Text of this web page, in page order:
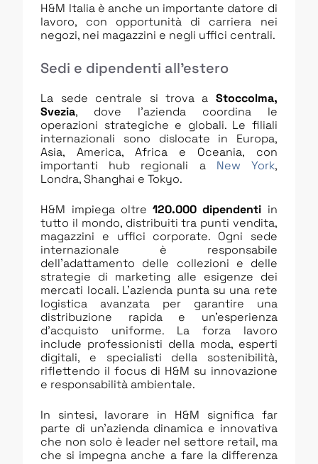
H&M Italia è anche un importante datore di
lavoro, con opportunità di carriera nei
negozi, nei magazzini e negli uffici centrali.
Sedi e dipendenti all’estero
La sede centrale si trova a Stoccolma,
Svezia, dove l’azienda coordina le
operazioni strategiche e globali. Le filiali
internazionali sono dislocate in Europa,
Asia, America, Africa e Oceania, con
importanti hub regionali a New York,
Londra, Shanghai e Tokyo.
H&M impiega oltre120.000 dipendenti in
tutto il mondo, distribuiti tra punti vendita,
magazzini e uffici corporate. Ogni sede
internazionale è responsabile
dell’adattamento delle collezioni e delle
strategie di marketing alle esigenze dei
mercati locali. L’azienda punta su una rete
logistica avanzata per garantire una
distribuzione rapida e un’esperienza
d’acquisto uniforme. La forza lavoro
include professionisti della moda, esperti
digitali, e specialisti della sostenibilità,
riflettendo il focus di H&M su innovazione
e responsabilità ambientale.
In sintesi, lavorare in H&M significa far
parte di un’azienda dinamica e innovativa
che non solo è leader nel settore retail, ma
che si impegna anche a fare la differenza